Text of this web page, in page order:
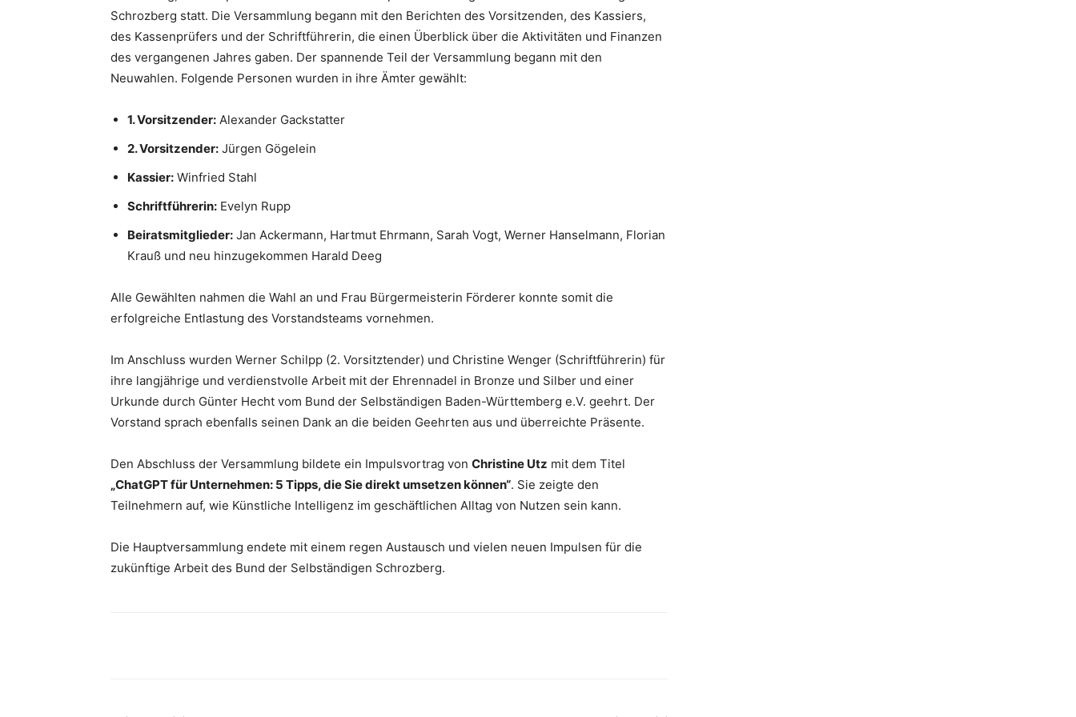
Württemberg
Schrozberg statt. Die Versammlung begann mit den Berichten des Vorsitzenden, des Kassiers,
des Kassenprüfers und der Schriftführerin, die einen Überblick über die Aktivitäten und Finanzen
des vergangenen Jahres gaben. Der spannende Teil der Versammlung begann mit den
Neuwahlen. Folgende Personen wurden in ihre Ämter gewählt:
1. Vorsitzender: Alexander Gackstatter
2. Vorsitzender: Jürgen Gögelein
Kassier: Winfried Stahl
Schriftführerin: Evelyn Rupp
Beiratsmitglieder: Jan Ackermann, Hartmut Ehrmann, Sarah Vogt, Werner Hanselmann, Florian
Krauß und neu hinzugekommen Harald Deeg
Alle Gewählten nahmen die Wahl an und Frau Bürgermeisterin Förderer konnte somit die
erfolgreiche Entlastung des Vorstandsteams vornehmen.
Im Anschluss wurden Werner Schilpp (2. Vorsitztender) und Christine Wenger (Schriftführerin) für
ihre langjährige und verdienstvolle Arbeit mit der Ehrennadel in Bronze und Silber und einer
Urkunde durch Günter Hecht vom Bund der Selbständigen Baden-Württemberg e.V. geehrt. Der
Vorstand sprach ebenfalls seinen Dank an die beiden Geehrten aus und überreichte Präsente.
Den Abschluss der Versammlung bildete ein Impulsvortrag von Christine Utz mit dem Titel
„ChatGPT für Unternehmen: 5 Tipps, die Sie direkt umsetzen können“. Sie zeigte den
Teilnehmern auf, wie Künstliche Intelligenz im geschäftlichen Alltag von Nutzen sein kann.
Die Hauptversammlung endete mit einem regen Austausch und vielen neuen Impulsen für die
zukünftige Arbeit des Bund der Selbständigen Schrozberg.